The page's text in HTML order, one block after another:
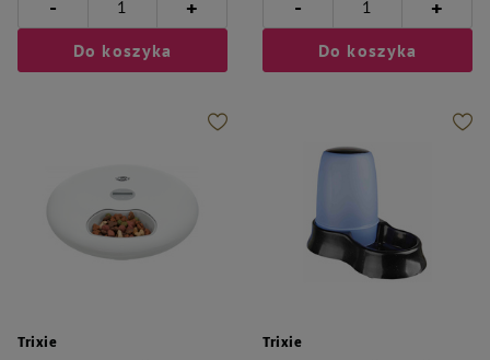
- +
Do koszyka
- +
Do koszyka
Trixie
Trixie